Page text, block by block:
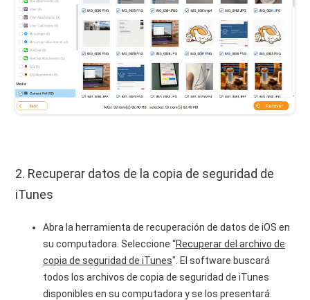
2. Recuperar datos de la copia de seguridad de
iTunes
Abra la herramienta de recuperación de datos de iOS en
su computadora. Seleccione “Recuperar del archivo de
copia de seguridad de iTunes". El software buscará
todos los archivos de copia de seguridad de iTunes
disponibles en su computadora y se los presentará.